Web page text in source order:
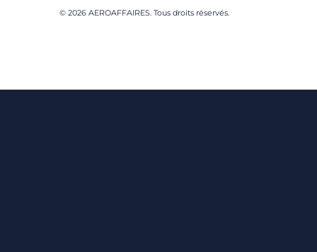
© 2026 AEROAFFAIRES. Tous droits réservés.